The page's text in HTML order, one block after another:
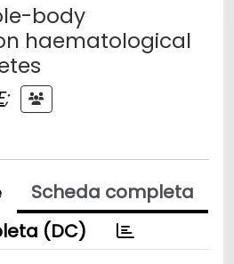
body
haematological
;
Scheda completa
(DC)